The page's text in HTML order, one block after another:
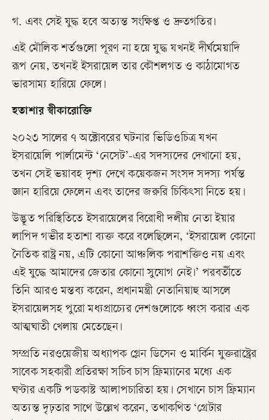
​গ. এবং সেই যুদ্ধ হবে অত্যন্ত সংক্ষিপ্ত ও দ্রুতগতির।
​এই মৌলিক শর্তগুলো পূরণ না হয়ে যুদ্ধ যখনই দীর্ঘমেয়াদি
রূপ নেয়, তখনই ইসরায়েল তার কৌশলগত ও কাঠামোগত
ভারসাম্য হারিয়ে ফেলে।
হতাশার স্বীকারোক্তি
২০২৩ সালের ৭ অক্টোবরের ঘটনার ভিডিওচিত্র যখন
ইসরায়েলি পার্লামেন্ট ‘নেসেট’-এর সদস্যদের দেখানো হয়,
তখন সেই ভয়াবহ দৃশ্য দেখে কয়েকজন সংসদ সদস্য পর্যন্ত
জ্ঞান হারিয়ে ফেলেন এবং তাদের জরুরি চিকিৎসা নিতে হয়।
​উদ্ভূত পরিস্থিতিতে ইসরায়েলের বিরোধী দলীয় নেতা ইয়ার
লাপিদ গভীর হতাশা ব্যক্ত করে বলেছিলেন, ‘ইসরায়েল কোনো
নৈতিক রাষ্ট্র নয়, এটি কোনো আঞ্চলিক পরাশক্তিও নয় এবং
এই যুদ্ধে আমাদের জেতার কোনো সুযোগ নেই।’ পরবর্তীতে
তিনি আরও মন্তব্য করেন, প্রধানমন্ত্রী নেতানিয়াহু আসলে
ইসরায়েলসহ পুরো মধ্যপ্রাচ্যের দেশগুলোকে ধ্বংস করার এক
আত্মঘাতী খেলায় মেতেছেন।
​সম্প্রতি নরওয়েজীয় অধ্যাপক গ্লেন ডিসেন ও মার্কিন যুক্তরাষ্ট্রের
সাবেক সহকারী প্রতিরক্ষা সচিব চাস ফ্রিম্যানের মধ্যে এক
ঘণ্টার একটি পডকাস্ট আলাপচারিতা হয়। সেখানে চাস ফ্রিম্যান
অত্যন্ত দৃঢ়তার সাথে উল্লেখ করেন, তথাকথিত ‘গ্রেটার